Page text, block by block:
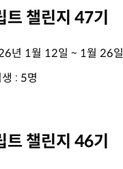
트 챌린지 47기
년 1월 12일 ~ 1월 26일
: 5명
트 챌린지 46기